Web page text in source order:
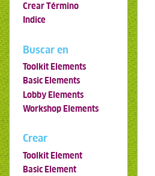
Crear Término
Indice
Buscar en
Toolkit Elements
Basic Elements
Lobby Elements
Workshop Elements
Crear
Toolkit Element
Basic Element